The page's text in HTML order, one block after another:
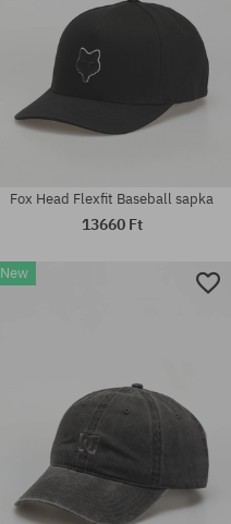
Fox Head Flexfit Baseball sapka
13660 Ft
New